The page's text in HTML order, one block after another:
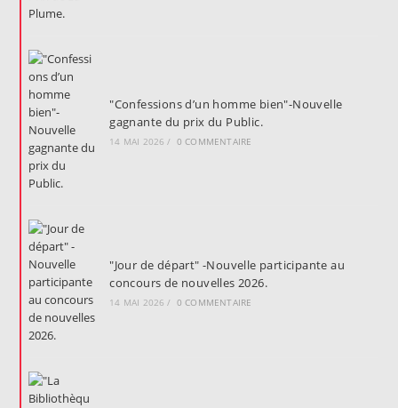
"Confessions d’un homme bien"-Nouvelle
gagnante du prix du Public.
14 MAI 2026 / 0 COMMENTAIRE
"Jour de départ" -Nouvelle participante au
concours de nouvelles 2026.
14 MAI 2026 / 0 COMMENTAIRE